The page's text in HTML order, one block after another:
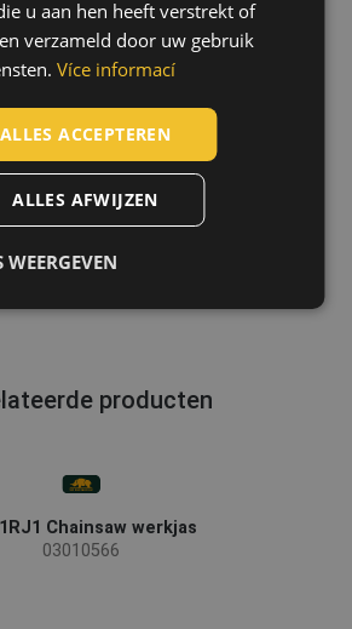
producten
Chainsaw werkjas
03010566
POLISH
GERMAN
SPANISH
u aan hen heeft verstrekt of
verzameld door uw gebruik
Více informací
ALLES ACCEPTEREN
ALLES AFWIJZEN
WEERGEVEN